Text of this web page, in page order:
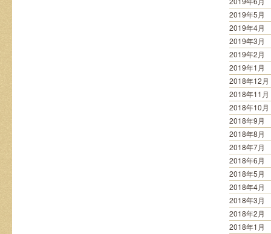
2019年5月
2019年4月
2019年3月
2019年2月
2019年1月
2018年12月
2018年11月
2018年10月
2018年9月
2018年8月
2018年7月
2018年6月
2018年5月
2018年4月
2018年3月
2018年2月
2018年1月